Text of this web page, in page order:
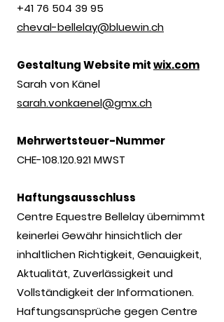
+41 76 504 39 95
cheval-bellelay@bluewin.ch
Gestaltung Website mitwix.com
Sarah von Känel
sarah.vonkaenel@gmx.ch
Mehrwertsteuer-Nummer
CHE-108.120.921 MWST
Haftungsausschluss
Centre Equestre Bellelay übernimmt
keinerlei Gewähr hinsichtlich der
inhaltlichen Richtigkeit, Genauigkeit,
Aktualität, Zuverlässigkeit und
Vollständigkeit der Informationen.
Haftungsansprüche gegen Centre